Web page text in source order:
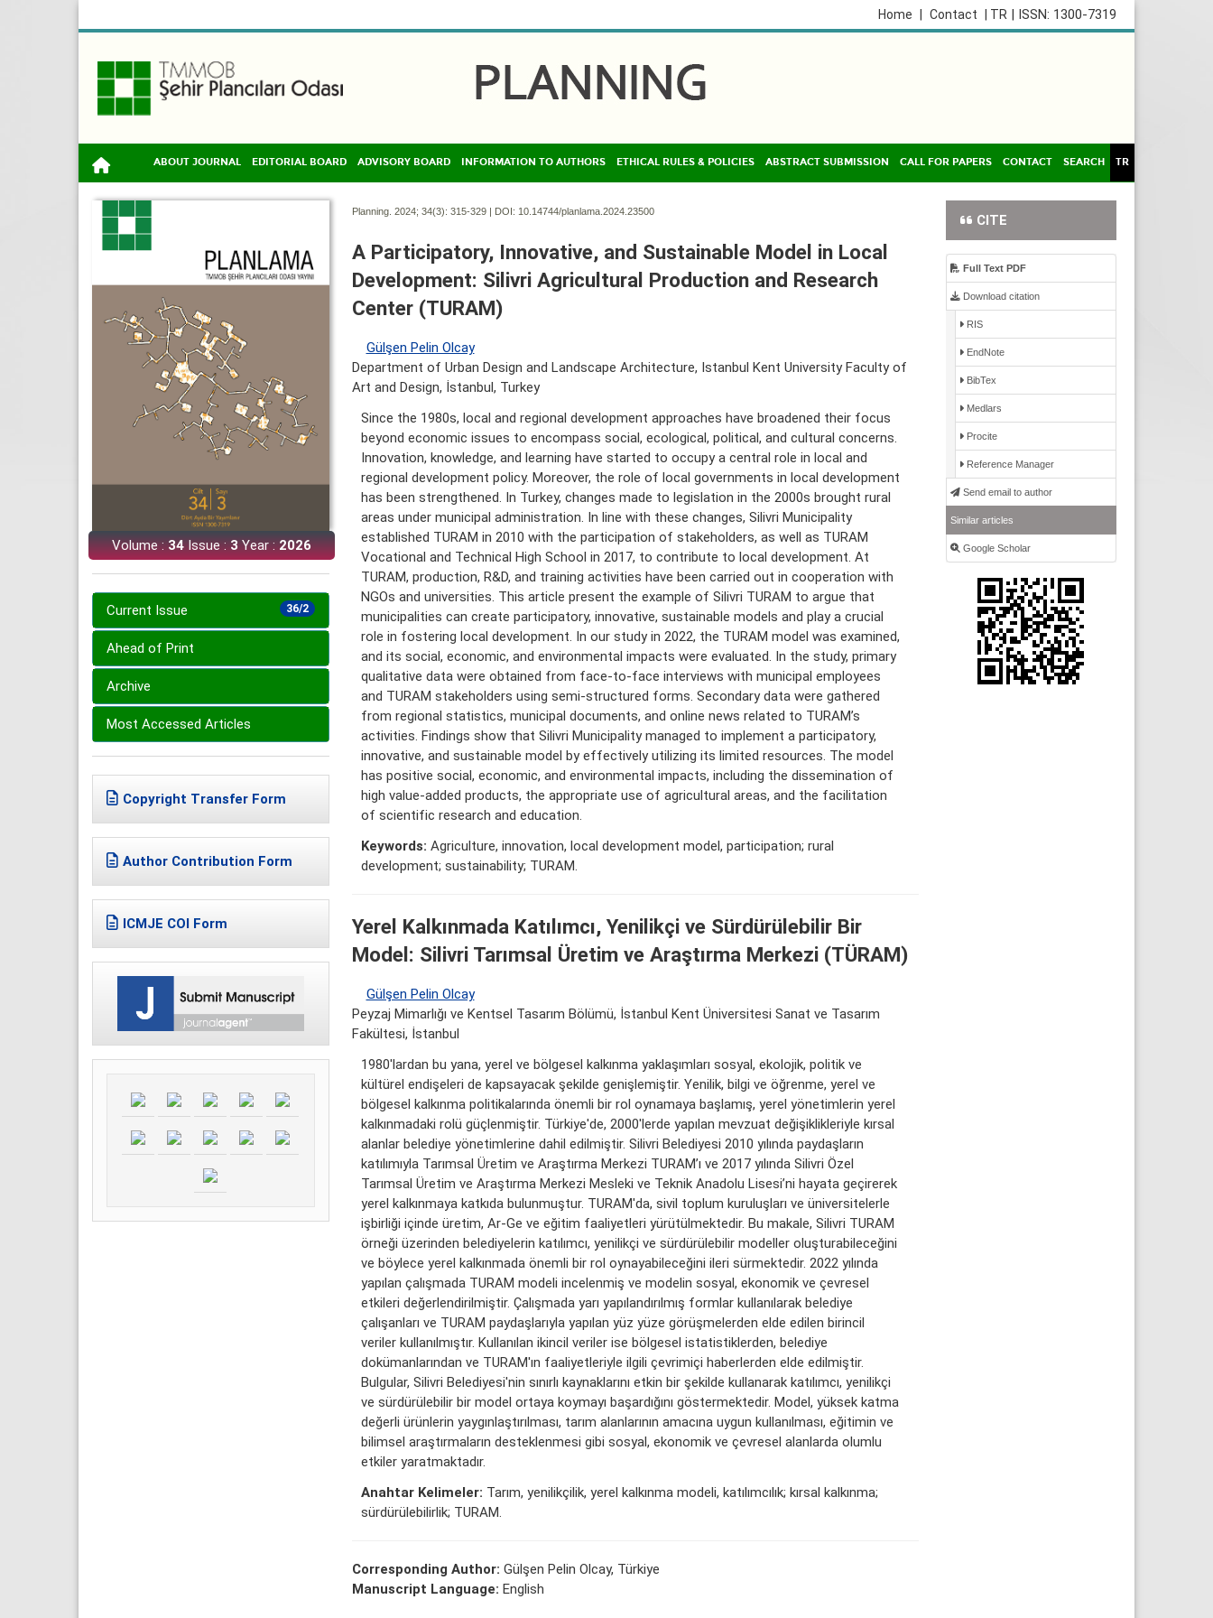
| ISSN: 1300-7319
| TR
Contact
Home
ABOUT JOURNAL EDITORIAL BOARD ADVISORY BOARD INFORMATION TO AUTHORS ETHICAL RULES & POLICIES ABSTRACT SUBMISSION CALL FOR PAPERS CONTACT SEARCH TR
Volume :34Issue :3Year :2026
36/2
Current Issue
Ahead of Print
Archive
Most Accessed Articles
Copyright Transfer Form
Author Contribution Form
ICMJE COI Form
Planning. 2024; 34(3): 315-329 | DOI: 10.14744/planlama.2024.23500
A Participatory, Innovative, and Sustainable Model in Local
Development: Silivri Agricultural Production and Research
Center (TURAM)
Gülşen Pelin Olcay
Department of Urban Design and Landscape Architecture, Istanbul Kent University Faculty of
Art and Design, İstanbul, Turkey
Since the 1980s, local and regional development approaches have broadened their focus
beyond economic issues to encompass social, ecological, political, and cultural concerns.
Innovation, knowledge, and learning have started to occupy a central role in local and
regional development policy. Moreover, the role of local governments in local development
has been strengthened. In Turkey, changes made to legislation in the 2000s brought rural
areas under municipal administration. In line with these changes, Silivri Municipality
established TURAM in 2010 with the participation of stakeholders, as well as TURAM
Vocational and Technical High School in 2017, to contribute to local development. At
TURAM, production, R&D, and training activities have been carried out in cooperation with
NGOs and universities. This article present the example of Silivri TURAM to argue that
municipalities can create participatory, innovative, sustainable models and play a crucial
role in fostering local development. In our study in 2022, the TURAM model was examined,
and its social, economic, and environmental impacts were evaluated. In the study, primary
qualitative data were obtained from face-to-face interviews with municipal employees
and TURAM stakeholders using semi-structured forms. Secondary data were gathered
from regional statistics, municipal documents, and online news related to TURAM’s
activities. Findings show that Silivri Municipality managed to implement a participatory,
innovative, and sustainable model by effectively utilizing its limited resources. The model
has positive social, economic, and environmental impacts, including the dissemination of
high value-added products, the appropriate use of agricultural areas, and the facilitation
of scientific research and education.
Keywords: Agriculture, innovation, local development model, participation; rural
development; sustainability; TURAM.
Yerel Kalkınmada Katılımcı, Yenilikçi ve Sürdürülebilir Bir
Model: Silivri Tarımsal Üretim ve Araştırma Merkezi (TÜRAM)
Gülşen Pelin Olcay
Peyzaj Mimarlığı ve Kentsel Tasarım Bölümü, İstanbul Kent Üniversitesi Sanat ve Tasarım
Fakültesi, İstanbul
1980'lardan bu yana, yerel ve bölgesel kalkınma yaklaşımları sosyal, ekolojik, politik ve
kültürel endişeleri de kapsayacak şekilde genişlemiştir. Yenilik, bilgi ve öğrenme, yerel ve
bölgesel kalkınma politikalarında önemli bir rol oynamaya başlamış, yerel yönetimlerin yerel
kalkınmadaki rolü güçlenmiştir. Türkiye'de, 2000'lerde yapılan mevzuat değişiklikleriyle kırsal
alanlar belediye yönetimlerine dahil edilmiştir. Silivri Belediyesi 2010 yılında paydaşların
katılımıyla Tarımsal Üretim ve Araştırma Merkezi TURAM’ı ve 2017 yılında Silivri Özel
Tarımsal Üretim ve Araştırma Merkezi Mesleki ve Teknik Anadolu Lisesi’ni hayata geçirerek
yerel kalkınmaya katkıda bulunmuştur. TURAM'da, sivil toplum kuruluşları ve üniversitelerle
işbirliği içinde üretim, Ar-Ge ve eğitim faaliyetleri yürütülmektedir. Bu makale, Silivri TURAM
örneği üzerinden belediyelerin katılımcı, yenilikçi ve sürdürülebilir modeller oluşturabileceğini
ve böylece yerel kalkınmada önemli bir rol oynayabileceğini ileri sürmektedir. 2022 yılında
yapılan çalışmada TURAM modeli incelenmiş ve modelin sosyal, ekonomik ve çevresel
etkileri değerlendirilmiştir. Çalışmada yarı yapılandırılmış formlar kullanılarak belediye
çalışanları ve TURAM paydaşlarıyla yapılan yüz yüze görüşmelerden elde edilen birincil
veriler kullanılmıştır. Kullanılan ikincil veriler ise bölgesel istatistiklerden, belediye
dokümanlarından ve TURAM'ın faaliyetleriyle ilgili çevrimiçi haberlerden elde edilmiştir.
Bulgular, Silivri Belediyesi'nin sınırlı kaynaklarını etkin bir şekilde kullanarak katılımcı, yenilikçi
ve sürdürülebilir bir model ortaya koymayı başardığını göstermektedir. Model, yüksek katma
değerli ürünlerin yaygınlaştırılması, tarım alanlarının amacına uygun kullanılması, eğitimin ve
bilimsel araştırmaların desteklenmesi gibi sosyal, ekonomik ve çevresel alanlarda olumlu
etkiler yaratmaktadır.
Anahtar Kelimeler: Tarım, yenilikçilik, yerel kalkınma modeli, katılımcılık; kırsal kalkınma;
sürdürülebilirlik; TURAM.
Corresponding Author: Gülşen Pelin Olcay, Türkiye
Manuscript Language: English
CITE
Full Text PDF
Download citation
RIS
EndNote
BibTex
Medlars
Procite
Reference Manager
Send email to author
Similar articles
Google Scholar